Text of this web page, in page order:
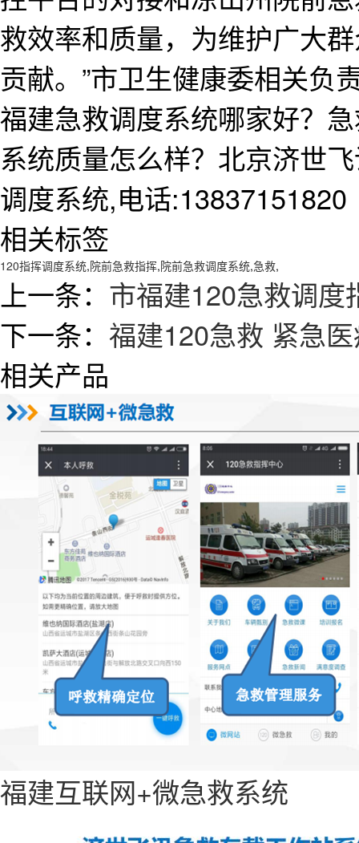
救效率和质量，为维护广大
贡献。”市卫生健康委相关负
福建急救调度系统哪家好？
系统质量怎么样？北京济世
调度系统,电话:13837151820
相关标签
120指挥调度系统,院前急救指挥,院前急救调度系统,急救,
上一条： 市福建120急救调度
下一条： 福建120急救 紧急
相关产品
福建互联网+微急救系统